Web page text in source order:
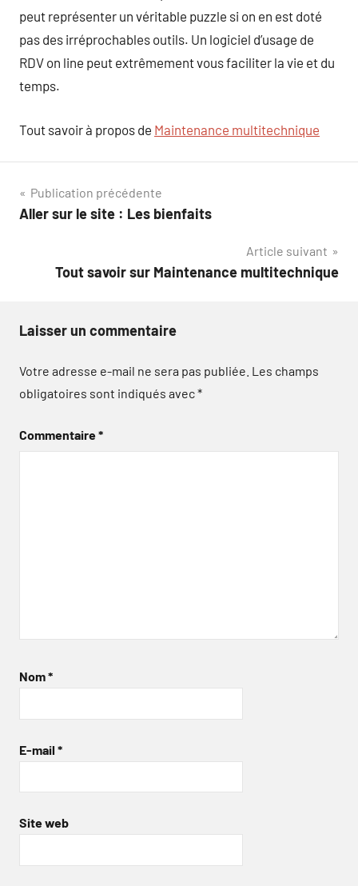
peut représenter un véritable puzzle si on en est doté
pas des irréprochables outils. Un logiciel d’usage de
RDV on line peut extrêmement vous faciliter la vie et du
temps.
Tout savoir à propos de Maintenance multitechnique
Navigation
de
Publication précédente
Aller sur le site : Les bienfaits
Article suivant
Tout savoir sur Maintenance multitechnique
Laisser un commentaire
Votre adresse e-mail ne sera pas publiée. Les champs
obligatoires sont indiqués avec*
Commentaire*
Nom*
E-mail *
Site web